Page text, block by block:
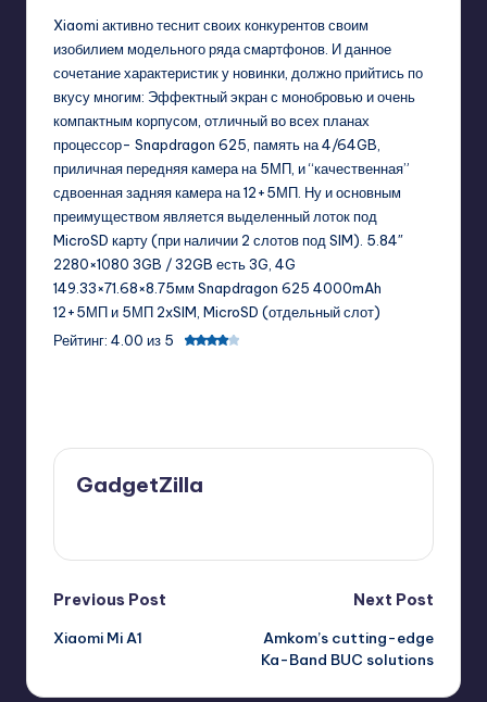
Xiaomi активно теснит своих конкурентов своим
изобилием модельного ряда смартфонов. И данное
сочетание характеристик у новинки, должно прийтись по
вкусу многим: Эффектный экран с монобровью и очень
компактным корпусом, отличный во всех планах
процессор- Snapdragon 625, память на 4/64GB,
приличная передняя камера на 5МП, и “качественная”
сдвоенная задняя камера на 12+5МП. Ну и основным
преимуществом является выделенный лоток под
MicroSD карту (при наличии 2 слотов под SIM). 5.84″
2280×1080 3GB / 32GB есть 3G, 4G
149.33×71.68×8.75мм Snapdragon 625 4000mAh
12+5МП и 5МП 2xSIM, MicroSD (отдельный слот)
Рейтинг: 4.00 из 5
GadgetZilla
Post
navigation
Previous Post
Xiaomi Mi A1
Next Post
Amkom’s cutting-edge
Ka-Band BUC solutions